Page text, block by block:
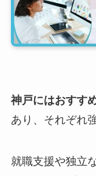
神戸にはおすす
あり、それぞれ
就職支援や独立